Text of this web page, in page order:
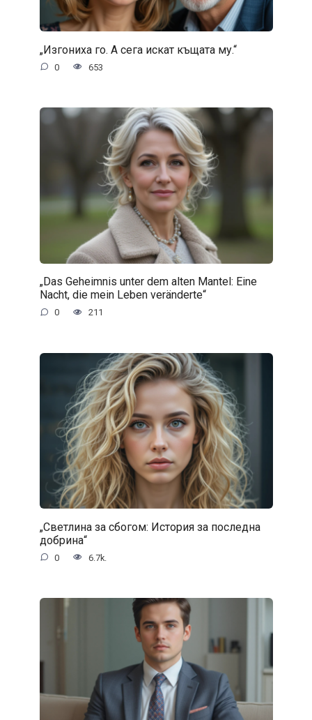
„Изгониха го. А сега искат къщата му.“
0 653
„Das Geheimnis unter dem alten Mantel: Eine
Nacht, die mein Leben veränderte“
0 211
„Светлина за сбогом: История за последна
добрина“
0 6.7k.